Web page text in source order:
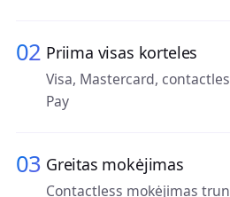
02 Priima visas korteles
Visa, Mastercard,
Pay
03 Greitas mokėjimas
Contactless mokėjimas